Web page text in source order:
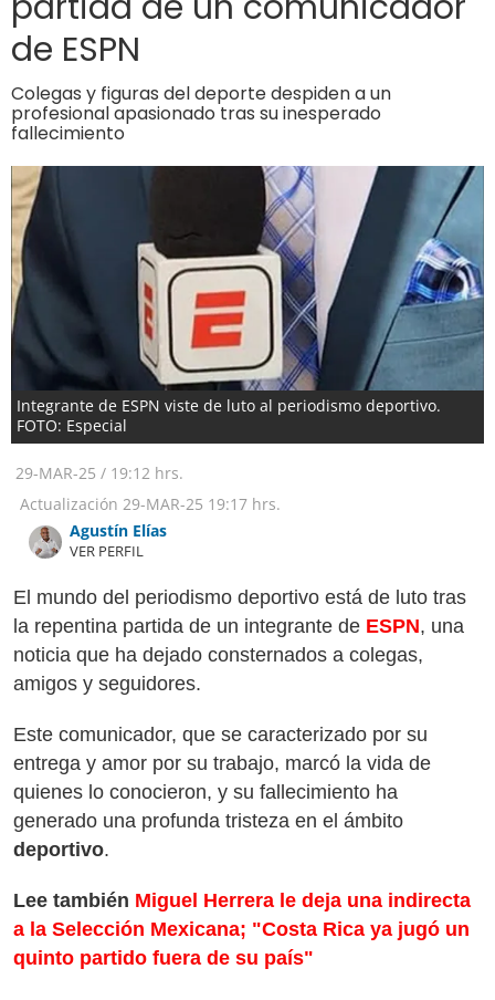
de ESPN
Colegas y figuras del deporte despiden a un
profesional apasionado tras su inesperado
fallecimiento
Integrante de ESPN viste de luto al periodismo deportivo.
FOTO: Especial
29-MAR-25 / 19:12 hrs.
Actualización 29-MAR-25 19:17 hrs.
Agustín Elías
VER PERFIL
El mundo del periodismo deportivo está de luto tras
la repentina partida de un integrante de ESPN, una
noticia que ha dejado consternados a colegas,
amigos y seguidores.
Este comunicador, que se caracterizado por su
entrega y amor por su trabajo, marcó la vida de
quienes lo conocieron, y su fallecimiento ha
generado una profunda tristeza en el ámbito
deportivo.
Lee también Miguel Herrera le deja una indirecta
a la Selección Mexicana; "Costa Rica ya jugó un
quinto partido fuera de su país"